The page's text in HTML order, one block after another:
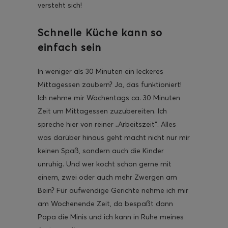
Eis am Stil
versteht sich!
Schnelle Küche kann so
einfach sein
In weniger als 30 Minuten ein leckeres
Mittagessen zaubern? Ja, das funktioniert!
Ich nehme mir Wochentags ca. 30 Minuten
Zeit um Mittagessen zuzubereiten. Ich
spreche hier von reiner „Arbeitszeit“. Alles
was darüber hinaus geht macht nicht nur mir
keinen Spaß, sondern auch die Kinder
unruhig. Und wer kocht schon gerne mit
einem, zwei oder auch mehr Zwergen am
Bein? Für aufwendige Gerichte nehme ich mir
am Wochenende Zeit, da bespaßt dann
Papa die Minis und ich kann in Ruhe meines